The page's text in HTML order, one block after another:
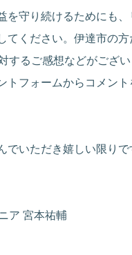
を守り続けるためにも
てください。伊達市の
するご感想などがござ
トフォームからコメント
でいただき嬉しい限りで
ア 宮本祐輔